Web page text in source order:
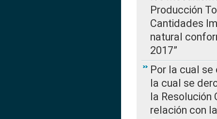
Producción
Cantidades
natural
2017”
Por la cual
la cual se
la Resolución
relación con